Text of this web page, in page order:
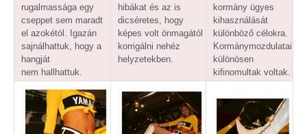
rugalmassága egy
cseppet sem maradt
el azokétól. Igazán
sajnálhattuk, hogy a
hangját
nem hallhattuk.
hibákat és az is
dicséretes, hogy
képes volt önmagától
korrigálni nehéz
helyzetekben.
kormány ügyes
kihasználását
különböző célokra.
Kormánymozdulatai
különösen
kifinomultak voltak.